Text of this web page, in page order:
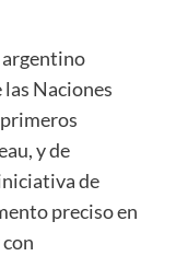
Naciones
y de
de
preciso en